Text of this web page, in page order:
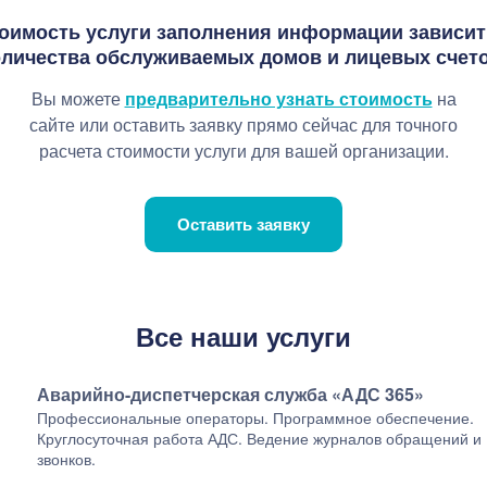
услуги заполнения информации
обслуживаемых домов и лицевых
Вы можете предварительно узнать стоимостьна
сайте или оставить заявку прямо сейчас для точного
расчета стоимости услуги для вашей организации.
Оставить заявку
Все наши услуги
Аварийно-диспетчерская служба «АДС 365»
Профессиональные операторы. Программное обеспечение.
Круглосуточная работа АДС. Ведение журналов обращений и
звонков.